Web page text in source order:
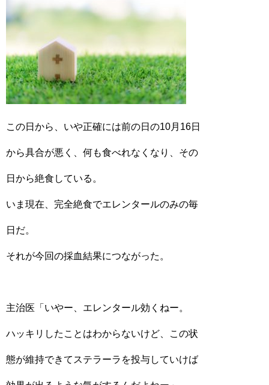
この日から、いや正確には前の日の10月16日
から具合が悪く、何も食べれなくなり、その
日から絶食している。
いま現在、完全絶食でエレンタールのみの毎
日だ。
それが今回の採血結果につながった。
主治医「いやー、エレンタール効くねー。
ハッキリしたことはわからないけど、この状
態が維持できてステラーラを投与していけば